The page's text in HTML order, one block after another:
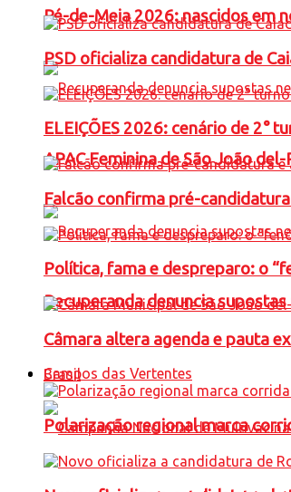
Pé-de-Meia 2026: nascidos em
APAC Feminina de São João
Recuperanda denuncia
Campos das Vertentes
PSD oficializa candidatura de
ELEIÇÕES 2026: cenário de 2°
Falcão confirma pré-
Política, fama e despreparo: o
Câmara altera agenda e pauta
Brasil
Polarização regional marca